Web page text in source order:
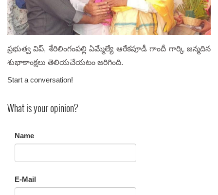
ప్రభుత్వ విప్, శేరిలింగంపల్లి ఏమ్మేల్యే ఆరేకపూడీ గాందీ గార్కి జన్మదిన
శుభాకాంక్షలు తెలియచేయటం జరిగింది.
Start a conversation!
What is your opinion?
Name
E-Mail